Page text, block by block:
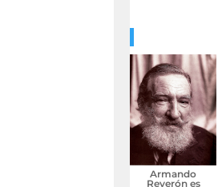
Armando
Reverón es